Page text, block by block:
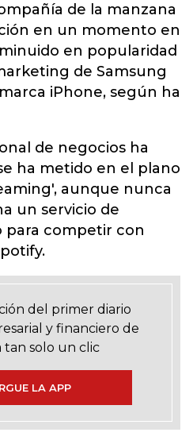
de la manzana
en un momento en
en popularidad
de Samsung
iPhone, según ha
de negocios ha
ha metido en el plano
aunque nunca
un servicio de
para competir con
del primer diario
y financiero de
tan solo un clic
LA APP